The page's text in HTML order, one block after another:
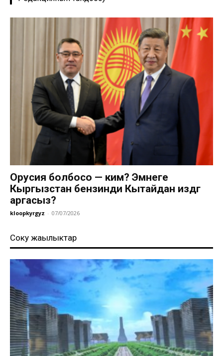
Орусия болбосо — ким? Эмнеге
Кыргызстан бензинди Кытайдан издөөгө
аргасыз?
kloopkyrgyz - 07/07/2026
Соңку жаңылыктар